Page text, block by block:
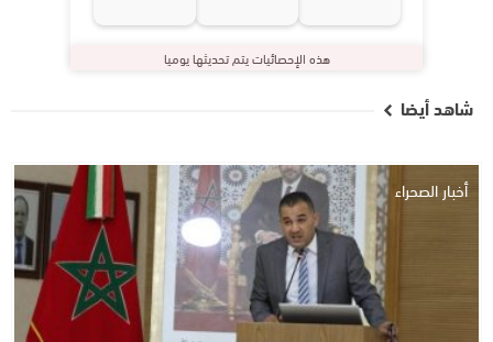
هذه الإحصائيات يتم تحديثها يوميا
شاهد أيضا
أخبار الصحراء